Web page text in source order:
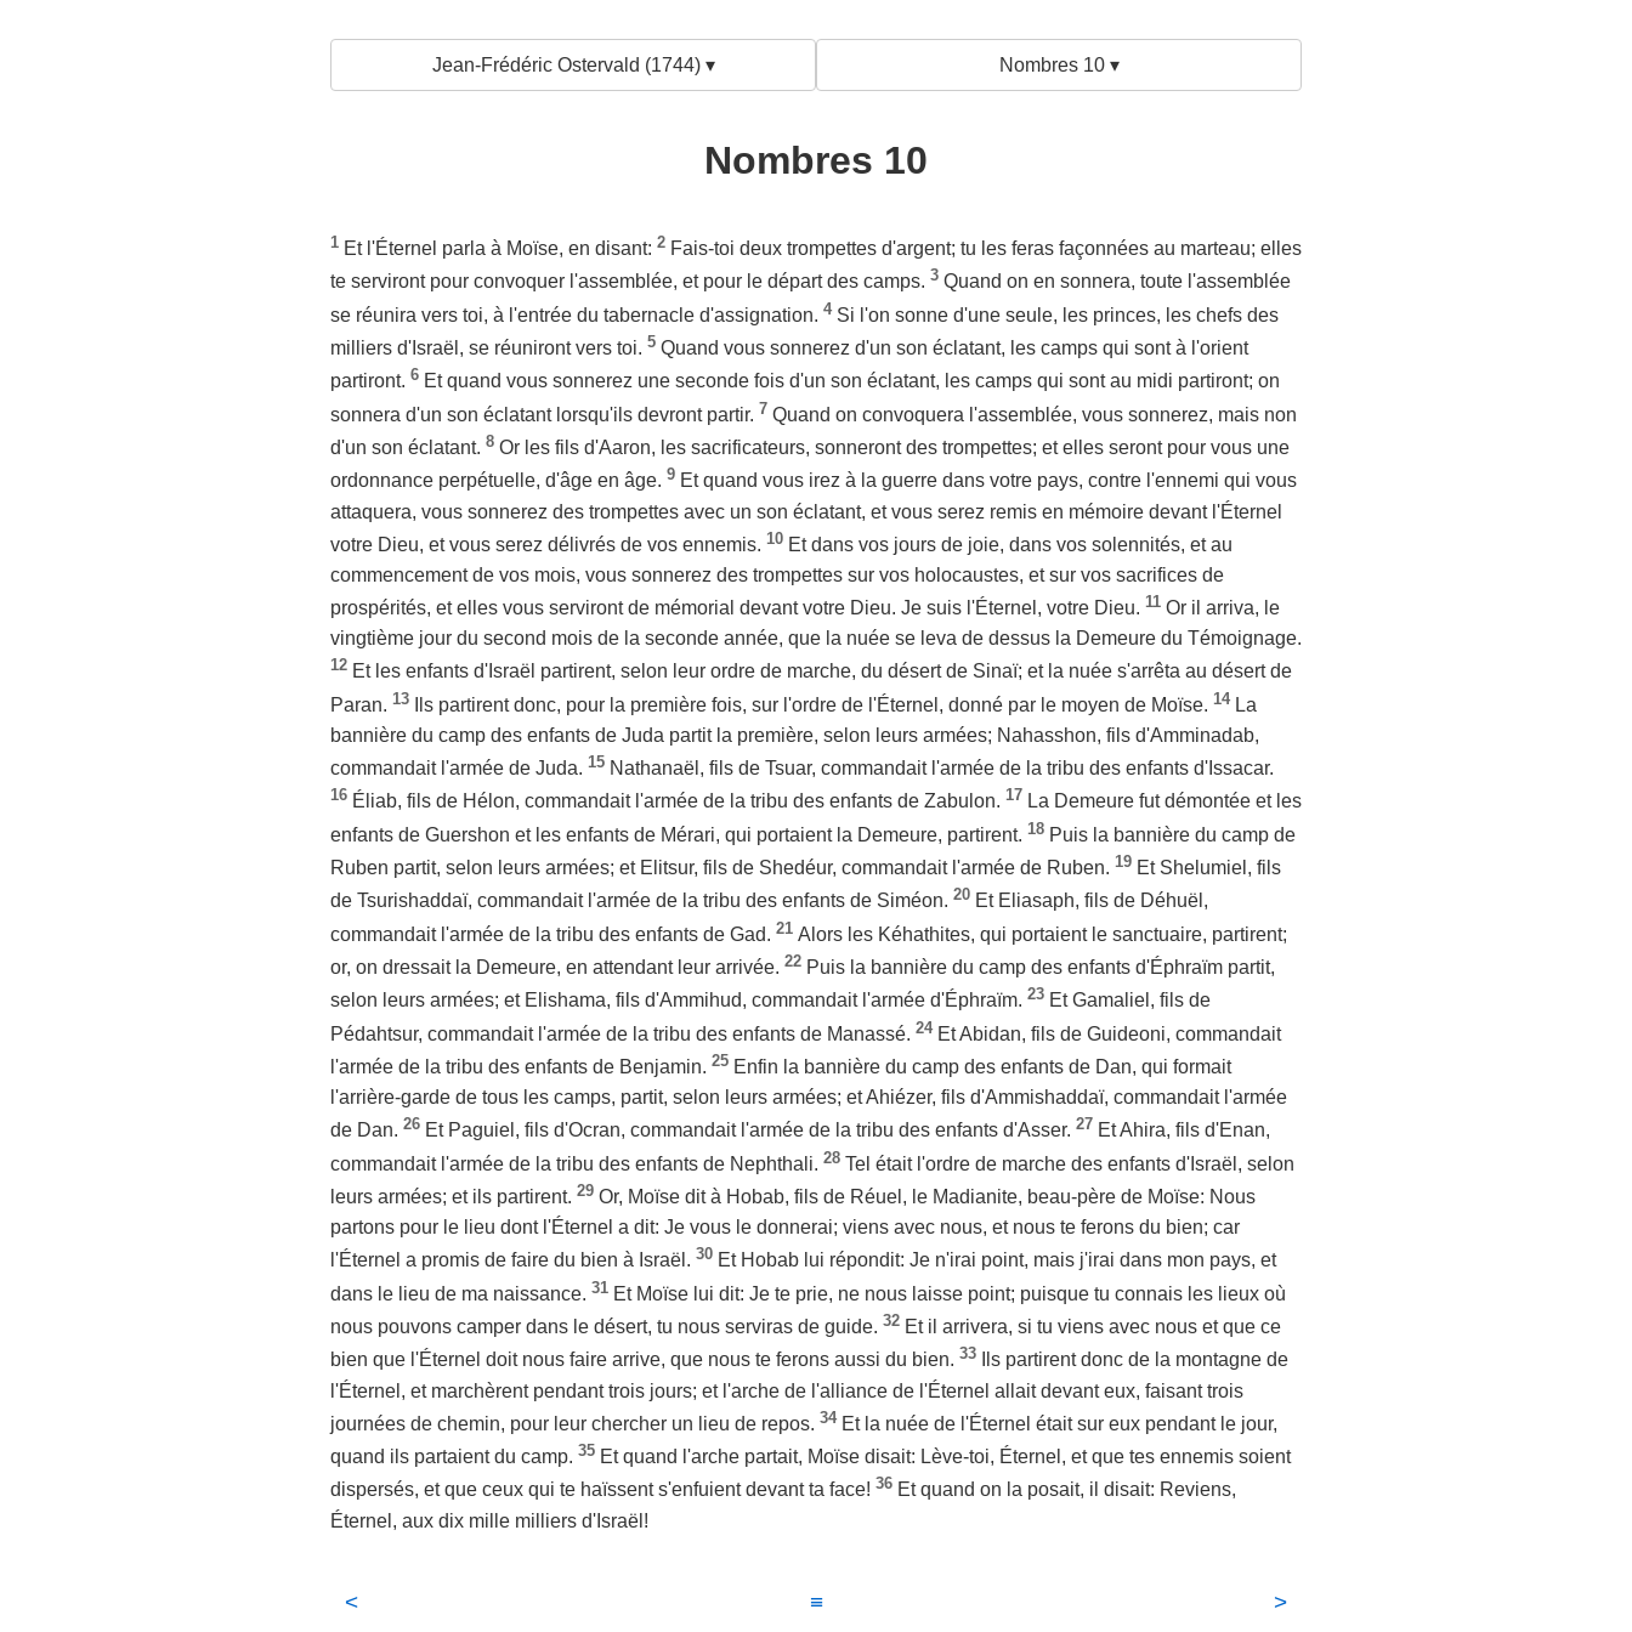
Jean-Frédéric Ostervald (1744) ▾ Nombres 10 ▾
Nombres 10
1 Et l'Éternel parla à Moïse, en disant: 2 Fais-toi deux trompettes d'argent; tu les feras façonnées au marteau; elles
te serviront pour convoquer l'assemblée, et pour le départ des camps. 3 Quand on en sonnera, toute l'assemblée
se réunira vers toi, à l'entrée du tabernacle d'assignation. 4 Si l'on sonne d'une seule, les princes, les chefs des
milliers d'Israël, se réuniront vers toi. 5 Quand vous sonnerez d'un son éclatant, les camps qui sont à l'orient
partiront. 6 Et quand vous sonnerez une seconde fois d'un son éclatant, les camps qui sont au midi partiront; on
sonnera d'un son éclatant lorsqu'ils devront partir. 7 Quand on convoquera l'assemblée, vous sonnerez, mais non
d'un son éclatant. 8 Or les fils d'Aaron, les sacrificateurs, sonneront des trompettes; et elles seront pour vous une
ordonnance perpétuelle, d'âge en âge. 9 Et quand vous irez à la guerre dans votre pays, contre l'ennemi qui vous
attaquera, vous sonnerez des trompettes avec un son éclatant, et vous serez remis en mémoire devant l'Éternel
votre Dieu, et vous serez délivrés de vos ennemis. 10 Et dans vos jours de joie, dans vos solennités, et au
commencement de vos mois, vous sonnerez des trompettes sur vos holocaustes, et sur vos sacrifices de
prospérités, et elles vous serviront de mémorial devant votre Dieu. Je suis l'Éternel, votre Dieu. 11 Or il arriva, le
vingtième jour du second mois de la seconde année, que la nuée se leva de dessus la Demeure du Témoignage.
12 Et les enfants d'Israël partirent, selon leur ordre de marche, du désert de Sinaï; et la nuée s'arrêta au désert de
Paran. 13 Ils partirent donc, pour la première fois, sur l'ordre de l'Éternel, donné par le moyen de Moïse. 14 La
bannière du camp des enfants de Juda partit la première, selon leurs armées; Nahasshon, fils d'Amminadab,
commandait l'armée de Juda. 15 Nathanaël, fils de Tsuar, commandait l'armée de la tribu des enfants d'Issacar.
16 Éliab, fils de Hélon, commandait l'armée de la tribu des enfants de Zabulon. 17 La Demeure fut démontée et les
enfants de Guershon et les enfants de Mérari, qui portaient la Demeure, partirent. 18 Puis la bannière du camp de
Ruben partit, selon leurs armées; et Elitsur, fils de Shedéur, commandait l'armée de Ruben. 19 Et Shelumiel, fils
de Tsurishaddaï, commandait l'armée de la tribu des enfants de Siméon. 20 Et Eliasaph, fils de Déhuël,
commandait l'armée de la tribu des enfants de Gad. 21 Alors les Kéhathites, qui portaient le sanctuaire, partirent;
or, on dressait la Demeure, en attendant leur arrivée. 22 Puis la bannière du camp des enfants d'Éphraïm partit,
selon leurs armées; et Elishama, fils d'Ammihud, commandait l'armée d'Éphraïm. 23 Et Gamaliel, fils de
Pédahtsur, commandait l'armée de la tribu des enfants de Manassé. 24 Et Abidan, fils de Guideoni, commandait
l'armée de la tribu des enfants de Benjamin. 25 Enfin la bannière du camp des enfants de Dan, qui formait
l'arrière-garde de tous les camps, partit, selon leurs armées; et Ahiézer, fils d'Ammishaddaï, commandait l'armée
de Dan. 26 Et Paguiel, fils d'Ocran, commandait l'armée de la tribu des enfants d'Asser. 27 Et Ahira, fils d'Enan,
commandait l'armée de la tribu des enfants de Nephthali. 28 Tel était l'ordre de marche des enfants d'Israël, selon
leurs armées; et ils partirent. 29 Or, Moïse dit à Hobab, fils de Réuel, le Madianite, beau-père de Moïse: Nous
partons pour le lieu dont l'Éternel a dit: Je vous le donnerai; viens avec nous, et nous te ferons du bien; car
l'Éternel a promis de faire du bien à Israël. 30 Et Hobab lui répondit: Je n'irai point, mais j'irai dans mon pays, et
dans le lieu de ma naissance. 31 Et Moïse lui dit: Je te prie, ne nous laisse point; puisque tu connais les lieux où
nous pouvons camper dans le désert, tu nous serviras de guide. 32 Et il arrivera, si tu viens avec nous et que ce
bien que l'Éternel doit nous faire arrive, que nous te ferons aussi du bien. 33
Ils partirent donc de la montagne de
l'Éternel, et marchèrent pendant trois jours; et l'arche de l'alliance de l'Éternel allait devant eux, faisant trois
journées de chemin, pour leur chercher un lieu de repos. 34 Et la nuée de l'Éternel était sur eux pendant le jour,
quand ils partaient du camp. 35 Et quand l'arche partait, Moïse disait: Lève-toi, Éternel, et que tes ennemis soient
dispersés, et que ceux qui te haïssent s'enfuient devant ta face! 36 Et quand on la posait, il disait: Reviens,
Éternel, aux dix mille milliers d'Israël!
< ≡ >